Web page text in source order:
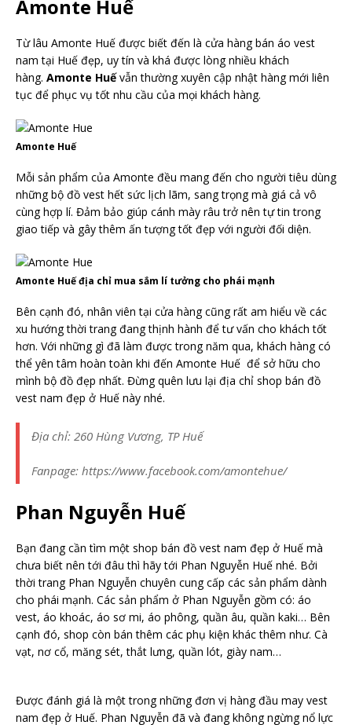
Amonte Huế
Từ lâu Amonte Huế được biết đến là cửa hàng bán áo vest
nam tại Huế đẹp, uy tín và khá được lòng nhiều khách
hàng. Amonte Huếvẫn thường xuyên cập nhật hàng mới liên
tục để phục vụ tốt nhu cầu của mọi khách hàng.
Amonte Huế
Mỗi sản phẩm của Amonte đều mang đến cho người tiêu dùng
những bộ đồ vest hết sức lịch lãm, sang trọng mà giá cả vô
cùng hợp lí. Đảm bảo giúp cánh mày râu trở nên tự tin trong
giao tiếp và gây thêm ấn tượng tốt đẹp với người đối diện.
Amonte Huế địa chỉ mua sắm lí tưởng cho phái mạnh
Bên cạnh đó, nhân viên tại cửa hàng cũng rất am hiểu về các
xu hướng thời trang đang thịnh hành để tư vấn cho khách tốt
hơn. Với những gì đã làm được trong năm qua, khách hàng có
thể yên tâm hoàn toàn khi đến Amonte Huế để sở hữu cho
mình bộ đồ đẹp nhất. Đừng quên lưu lại địa chỉ shop bán đồ
vest nam đẹp ở Huế này nhé.
Địa chỉ: 260 Hùng Vương, TP Huế
Fanpage: https://www.facebook.com/amontehue/
Phan Nguyễn Huế
Bạn đang cần tìm một shop bán đồ vest nam đẹp ở Huế mà
chưa biết nên tới đâu thì hãy tới Phan Nguyễn Huế nhé. Bởi
thời trang Phan Nguyễn chuyên cung cấp các sản phẩm dành
cho phái mạnh. Các sản phẩm ở Phan Nguyễn gồm có: áo
vest, áo khoác, áo sơ mi, áo phông, quần âu, quần kaki… Bên
cạnh đó, shop còn bán thêm các phụ kiện khác thêm như. Cà
vạt, nơ cổ, măng sét, thắt lưng, quần lót, giày nam…
Được đánh giá là một trong những đơn vị hàng đầu may vest
nam đẹp ở Huế. Phan Nguyễn đã và đang không ngừng nổ lực